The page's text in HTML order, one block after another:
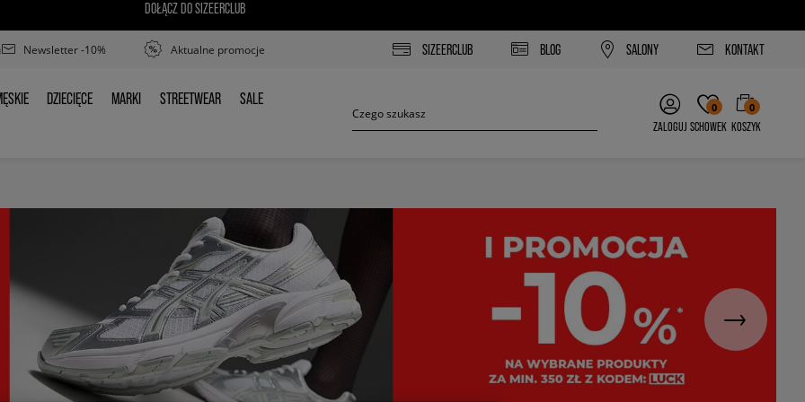
DOŁĄCZ DO SIZEERCLUB
Newsletter -10% Aktualne promocje SIZEERCLUB BLOG SALONY KONTAKT
DZIECIĘCE
DZIECIĘCE MARKI
MARKI STREETWEAR
STREETWEAR SALE
SALE
ZALOGUJ
0
SCHOWEK
0
KOSZYK